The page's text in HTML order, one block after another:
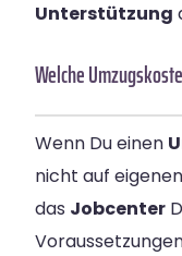
Unterstützung
Welche
Wenn Du einen
nicht auf
das Jobcenter